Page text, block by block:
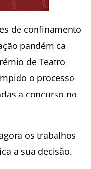
de confinamento
pandémica
de Teatro
o processo
a concurso no
os trabalhos
a sua decisão.